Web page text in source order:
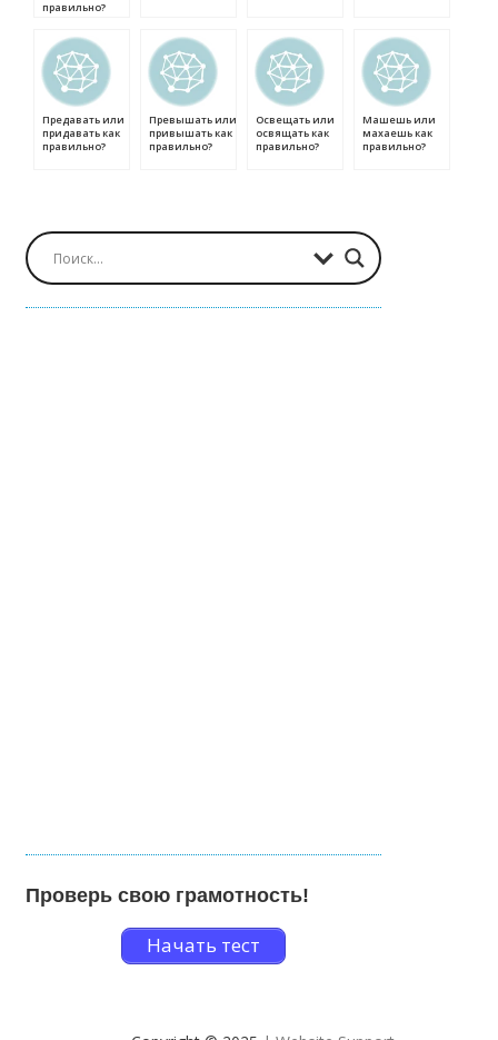
правильно?
Предавать или
придавать как
правильно?
Превышать или
привышать как
правильно?
Освещать или
освящать как
правильно?
Машешь или
махаешь как
правильно?
Проверь свою грамотность!
Начать тест